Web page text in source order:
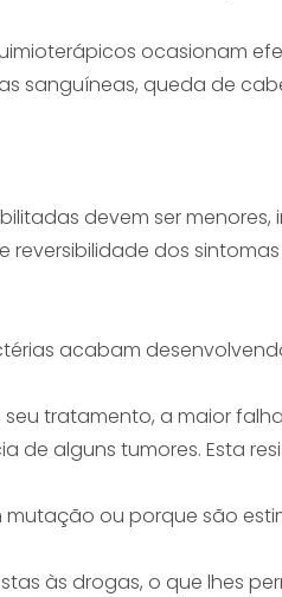
ocasionam
sanguíneas, queda de
devem ser menores,
dos sintomas
acabam
tratamento, a maior
de alguns tumores. Esta
ou porque são
às drogas, o que lhes